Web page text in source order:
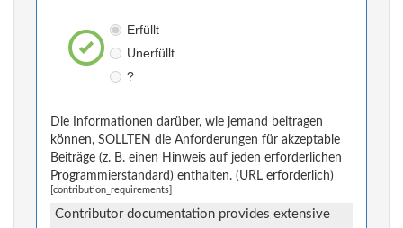
Erfüllt
Unerfüllt
?
Die Informationen darüber, wie jemand beitragen
können, SOLLTEN die Anforderungen für akzeptable
Beiträge (z. B. einen Hinweis auf jeden erforderlichen
Programmierstandard) enthalten. (URL erforderlich)
[contribution_requirements]
Contributor documentation provides extensive